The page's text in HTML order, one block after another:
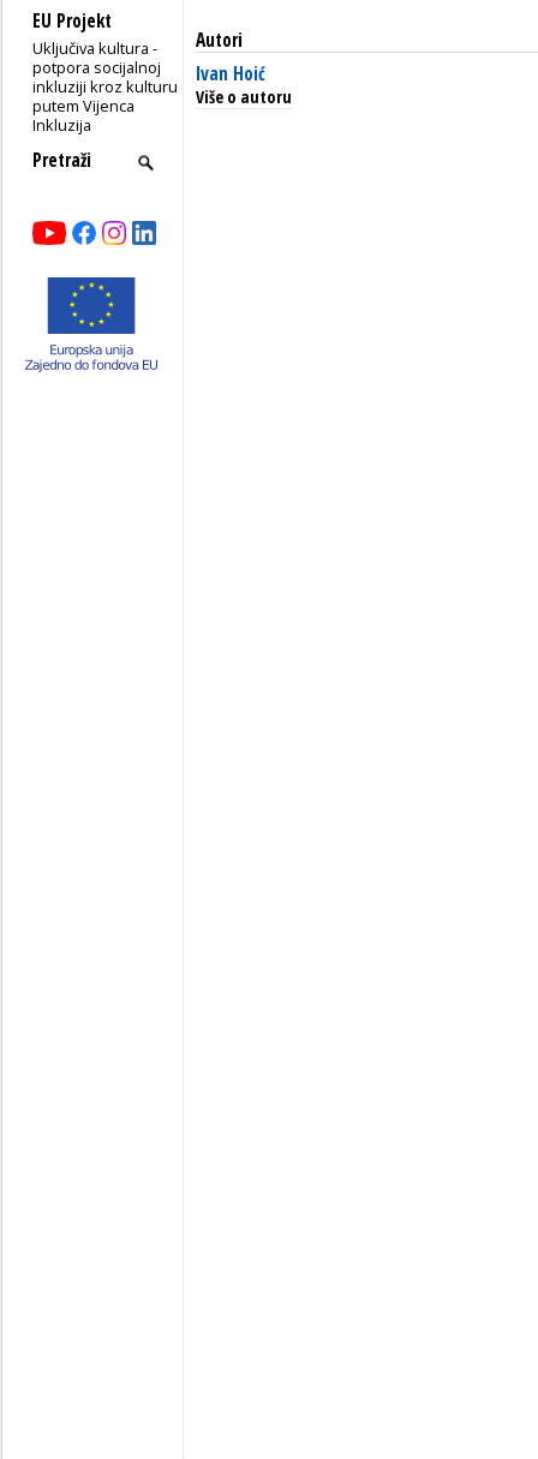
EU Projekt
Uključiva kultura -
potpora socijalnoj
inkluziji kroz kulturu
putem Vijenca
Inkluzija
Autori
Ivan Hoić
Više o autoru